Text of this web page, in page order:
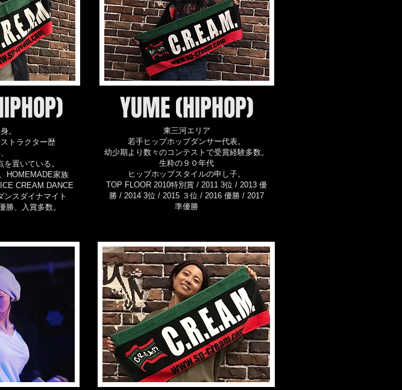
。
トラクター歴
置いている。
HOMEMADE家族
CREAM DANCE
ンスダイナマイト
勝、入賞多数。
YUME (HIPHOP)
東三河エリア
若手ヒップホップダンサー代表。
幼少期より数々のコンテストで受賞経験多数。
生粋の９０年代
ヒップホップスタイルの申し子。
TOP FLOOR 2010特別賞 / 2011 3位 / 2013 優
勝 / 2014 3位 / 2015 ３位 / 2016 優勝 / 2017
準優勝